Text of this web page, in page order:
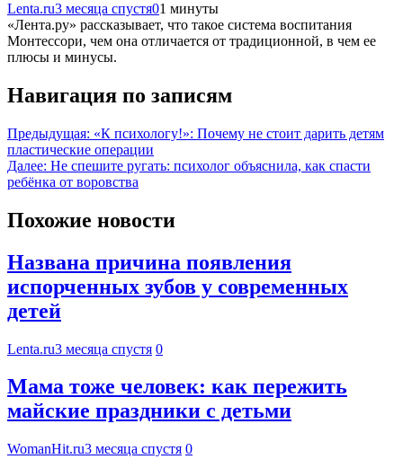
Lenta.ru3 месяца спустя01 минуты
«Лента.ру» рассказывает, что такое система воспитания
Монтессори, чем она отличается от традиционной, в чем ее
плюсы и минусы.
Навигация по записям
Предыдущая: «К психологу!»: Почему не стоит дарить детям
пластические операции
Далее: Не спешите ругать: психолог объяснила, как спасти
ребёнка от воровства
Похожие новости
Названа причина появления
испорченных зубов у современных
детей
Lenta.ru3 месяца спустя 0
Мама тоже человек: как пережить
майские праздники с детьми
WomanHit.ru3 месяца спустя 0